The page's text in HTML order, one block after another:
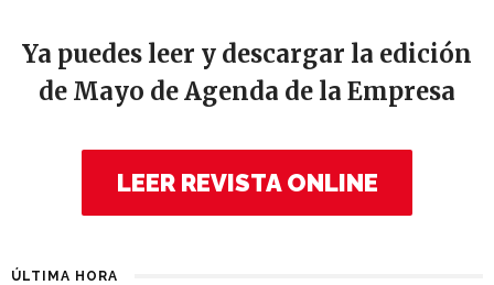
Ya puedes leer y descargar la edición
de Mayo de Agenda de la Empresa
LEER REVISTA ONLINE
ÚLTIMA HORA